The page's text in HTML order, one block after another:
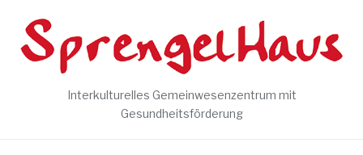
Interkulturelles Gemeinwesenzentrum mit
Gesundheitsförderung